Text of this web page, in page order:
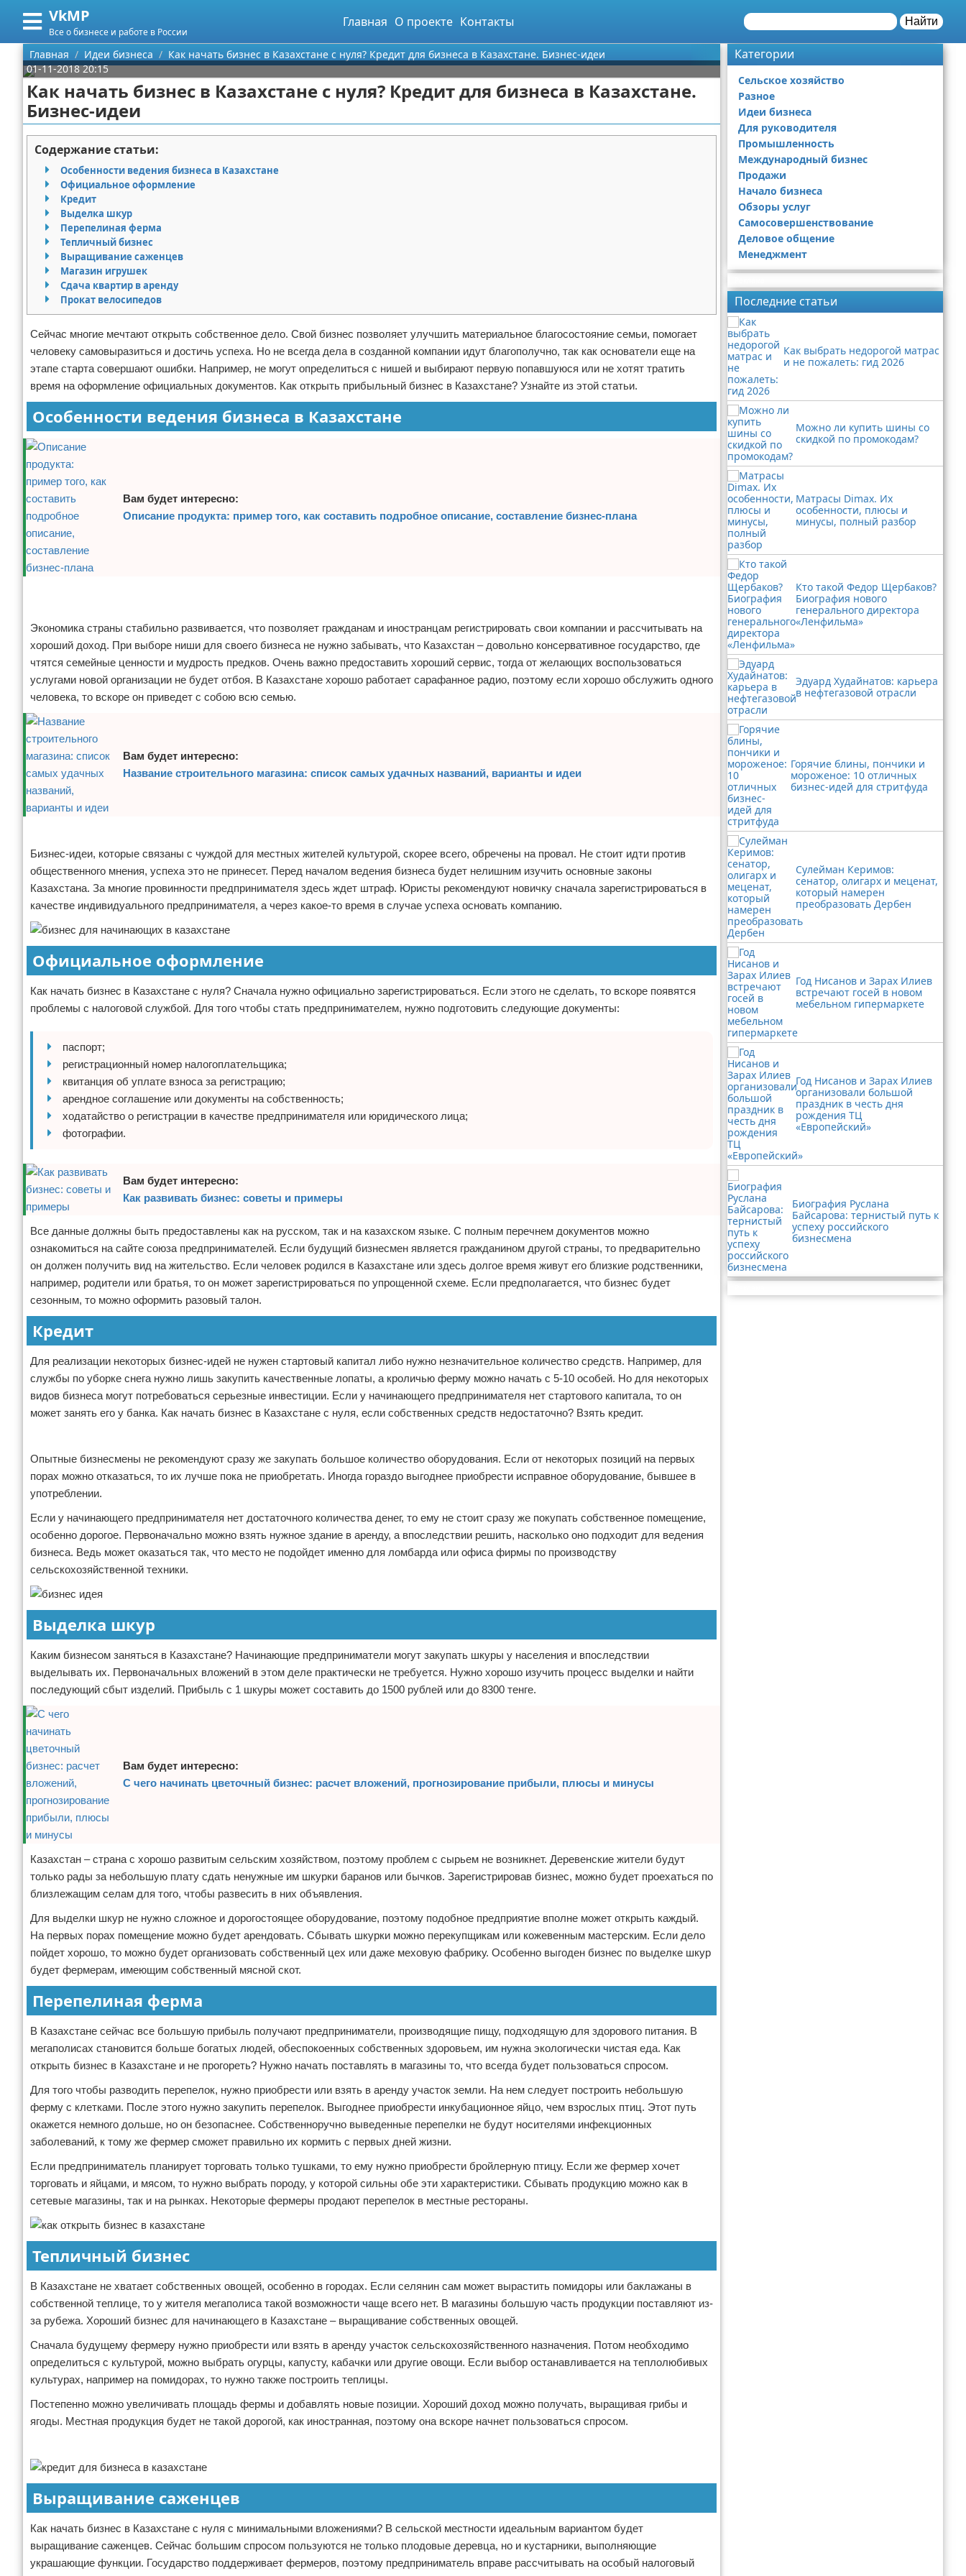
VkMP
Все о бизнесе и работе в России
Главная О проекте Контакты Найти
Меню
Главная
Категории
Сельское хозяйство
Разное
Идеи бизнеса
Для руководителя
Промышленность
Международный бизнес
Продажи
Начало бизнеса
Обзоры услуг
Самосовершенствование
Деловое общение
Менеджмент
Поиск
О проекте
Контакты
Сотрудничество
Размещение рекламы
Для правообладателей
Условия предоставления информации
Отказ от ответственности
Главная Идеи бизнеса
Как начать бизнес в Казахстане с нуля? Кредит для бизнеса в Казахстане. Бизнес-идеи
01-11-2018 20:15
Как начать бизнес в Казахстане с нуля? Кредит для бизнеса в Казахстане.
Бизнес-идеи
Содержание статьи:
Особенности ведения бизнеса в Казахстане
Официальное оформление
Кредит
Выделка шкур
Перепелиная ферма
Тепличный бизнес
Выращивание саженцев
Магазин игрушек
Сдача квартир в аренду
Прокат велосипедов
Сейчас многие мечтают открыть собственное дело. Свой бизнес позволяет улучшить материальное благосостояние семьи, помогает
человеку самовыразиться и достичь успеха. Но не всегда дела в созданной компании идут благополучно, так как основатели еще на
этапе старта совершают ошибки. Например, не могут определиться с нишей и выбирают первую попавшуюся или не хотят тратить
время на оформление официальных документов. Как открыть прибыльный бизнес в Казахстане? Узнайте из этой статьи.
Особенности ведения бизнеса в Казахстане
Вам будет интересно:
Описание продукта: пример того, как составить подробное описание, составление бизнес-плана
Экономика страны стабильно развивается, что позволяет гражданам и иностранцам регистрировать свои компании и рассчитывать на
хороший доход. При выборе ниши для своего бизнеса не нужно забывать, что Казахстан – довольно консервативное государство, где
чтятся семейные ценности и мудрость предков. Очень важно предоставить хороший сервис, тогда от желающих воспользоваться
услугами новой организации не будет отбоя. В Казахстане хорошо работает сарафанное радио, поэтому если хорошо обслужить одного
человека, то вскоре он приведет с собою всю семью.
Вам будет интересно:
Название строительного магазина: список самых удачных названий, варианты и идеи
Бизнес-идеи, которые связаны с чуждой для местных жителей культурой, скорее всего, обречены на провал. Не стоит идти против
общественного мнения, успеха это не принесет. Перед началом ведения бизнеса будет нелишним изучить основные законы
Казахстана. За многие провинности предпринимателя здесь ждет штраф. Юристы рекомендуют новичку сначала зарегистрироваться в
качестве индивидуального предпринимателя, а через какое-то время в случае успеха основать компанию.
Официальное оформление
Как начать бизнес в Казахстане с нуля? Сначала нужно официально зарегистрироваться. Если этого не сделать, то вскоре появятся
проблемы с налоговой службой. Для того чтобы стать предпринимателем, нужно подготовить следующие документы:
паспорт;
регистрационный номер налогоплательщика;
квитанция об уплате взноса за регистрацию;
арендное соглашение или документы на собственность;
ходатайство о регистрации в качестве предпринимателя или юридического лица;
фотографии.
Вам будет интересно:
Как развивать бизнес: советы и примеры
Все данные должны быть предоставлены как на русском, так и на казахском языке. С полным перечнем документов можно
ознакомиться на сайте союза предпринимателей. Если будущий бизнесмен является гражданином другой страны, то предварительно
он должен получить вид на жительство. Если человек родился в Казахстане или здесь долгое время живут его близкие родственники,
например, родители или братья, то он может зарегистрироваться по упрощенной схеме. Если предполагается, что бизнес будет
сезонным, то можно оформить разовый талон.
Кредит
Для реализации некоторых бизнес-идей не нужен стартовый капитал либо нужно незначительное количество средств. Например, для
службы по уборке снега нужно лишь закупить качественные лопаты, а кроличью ферму можно начать с 5-10 особей. Но для некоторых
видов бизнеса могут потребоваться серьезные инвестиции. Если у начинающего предпринимателя нет стартового капитала, то он
может занять его у банка. Как начать бизнес в Казахстане с нуля, если собственных средств недостаточно? Взять кредит.
Опытные бизнесмены не рекомендуют сразу же закупать большое количество оборудования. Если от некоторых позиций на первых
порах можно отказаться, то их лучше пока не приобретать. Иногда гораздо выгоднее приобрести исправное оборудование, бывшее в
употреблении.
Если у начинающего предпринимателя нет достаточного количества денег, то ему не стоит сразу же покупать собственное помещение,
особенно дорогое. Первоначально можно взять нужное здание в аренду, а впоследствии решить, насколько оно подходит для ведения
бизнеса. Ведь может оказаться так, что место не подойдет именно для ломбарда или офиса фирмы по производству
сельскохозяйственной техники.
Выделка шкур
Каким бизнесом заняться в Казахстане? Начинающие предприниматели могут закупать шкуры у населения и впоследствии
выделывать их. Первоначальных вложений в этом деле практически не требуется. Нужно хорошо изучить процесс выделки и найти
последующий сбыт изделий. Прибыль с 1 шкуры может составить до 1500 рублей или до 8300 тенге.
Вам будет интересно:
С чего начинать цветочный бизнес: расчет вложений, прогнозирование прибыли, плюсы и минусы
Казахстан – страна с хорошо развитым сельским хозяйством, поэтому проблем с сырьем не возникнет. Деревенские жители будут
только рады за небольшую плату сдать ненужные им шкурки баранов или бычков. Зарегистрировав бизнес, можно будет проехаться по
близлежащим селам для того, чтобы развесить в них объявления.
Для выделки шкур не нужно сложное и дорогостоящее оборудование, поэтому подобное предприятие вполне может открыть каждый.
На первых порах помещение можно будет арендовать. Сбывать шкурки можно перекупщикам или кожевенным мастерским. Если дело
пойдет хорошо, то можно будет организовать собственный цех или даже меховую фабрику. Особенно выгоден бизнес по выделке шкур
будет фермерам, имеющим собственный мясной скот.
Перепелиная ферма
В Казахстане сейчас все большую прибыль получают предприниматели, производящие пищу, подходящую для здорового питания. В
мегаполисах становится больше богатых людей, обеспокоенных собственных здоровьем, им нужна экологически чистая еда. Как
открыть бизнес в Казахстане и не прогореть? Нужно начать поставлять в магазины то, что всегда будет пользоваться спросом.
Для того чтобы разводить перепелок, нужно приобрести или взять в аренду участок земли. На нем следует построить небольшую
ферму с клетками. После этого нужно закупить перепелок. Выгоднее приобрести инкубационное яйцо, чем взрослых птиц. Этот путь
окажется немного дольше, но он безопаснее. Собственноручно выведенные перепелки не будут носителями инфекционных
заболеваний, к тому же фермер сможет правильно их кормить с первых дней жизни.
Если предприниматель планирует торговать только тушками, то ему нужно приобрести бройлерную птицу. Если же фермер хочет
торговать и яйцами, и мясом, то нужно выбрать породу, у которой сильны обе эти характеристики. Сбывать продукцию можно как в
сетевые магазины, так и на рынках. Некоторые фермеры продают перепелок в местные рестораны.
Тепличный бизнес
В Казахстане не хватает собственных овощей, особенно в городах. Если селянин сам может вырастить помидоры или баклажаны в
собственной теплице, то у жителя мегаполиса такой возможности чаще всего нет. В магазины большую часть продукции поставляют из-
за рубежа. Хороший бизнес для начинающего в Казахстане – выращивание собственных овощей.
Сначала будущему фермеру нужно приобрести или взять в аренду участок сельскохозяйственного назначения. Потом необходимо
определиться с культурой, можно выбрать огурцы, капусту, кабачки или другие овощи. Если выбор останавливается на теплолюбивых
культурах, например на помидорах, то нужно также построить теплицы.
Постепенно можно увеличивать площадь фермы и добавлять новые позиции. Хороший доход можно получать, выращивая грибы и
ягоды. Местная продукция будет не такой дорогой, как иностранная, поэтому она вскоре начнет пользоваться спросом.
Выращивание саженцев
Как начать бизнес в Казахстане с нуля с минимальными вложениями? В сельской местности идеальным вариантом будет
выращивание саженцев. Сейчас большим спросом пользуются не только плодовые деревца, но и кустарники, выполняющие
украшающие функции. Государство поддерживает фермеров, поэтому предприниматель вправе рассчитывать на особый налоговый
Категории
Сельское хозяйство
Разное
Идеи бизнеса
Для руководителя
Промышленность
Международный бизнес
Продажи
Начало бизнеса
Обзоры услуг
Самосовершенствование
Деловое общение
Менеджмент
Последние статьи
Как выбрать недорогой матрас
и не пожалеть: гид 2026
Можно ли купить шины со
скидкой по промокодам?
Матрасы Dimax. Их
особенности, плюсы и
минусы, полный разбор
Кто такой Федор Щербаков?
Биография нового
генерального директора
«Ленфильма»
Эдуард Худайнатов: карьера
в нефтегазовой отрасли
Горячие блины, пончики и
мороженое: 10 отличных
бизнес-идей для стритфуда
Сулейман Керимов:
сенатор, олигарх и меценат,
который намерен
преобразовать Дербен
Год Нисанов и Зарах Илиев
встречают госей в новом
мебельном гипермаркете
Год Нисанов и Зарах Илиев
организовали большой
праздник в честь дня
рождения ТЦ
«Европейский»
Биография Руслана
Байсарова: тернистый путь к
успеху российского
бизнесмена